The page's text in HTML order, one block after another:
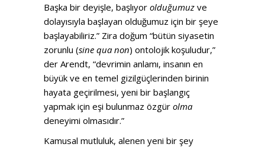
Başka bir deyişle, başlıyor olduğumuz ve
dolayısıyla başlayan olduğumuz için bir şeye
başlayabiliriz.” Zira doğum “bütün siyasetin
zorunlu (sine qua non) ontolojik koşuludur,”
der Arendt, “devrimin anlamı, insanın en
büyük ve en temel gizilgüçlerinden birinin
hayata geçirilmesi, yeni bir başlangıç
yapmak için eşi bulunmaz özgür olma
deneyimi olmasıdır.”
Kamusal mutluluk, alenen yeni bir şey